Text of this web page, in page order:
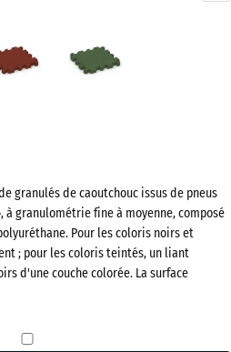
brique
granulés de caoutchouc issus de pneus
à granulométrie fine à moyenne, composé
Pour les coloris noirs et
; pour les coloris teintés, un liant
d'une couche colorée. La surface